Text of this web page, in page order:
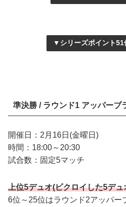
▼シリーズポイント51
準決勝 / ラウンド1 アッパーブ
開催日：2月16日(金曜日)
時間：18:00～20:30
試合数：固定5マッチ
上位5デュオ(ビクロイした5デュ
6位～25位はラウンド2アッパー